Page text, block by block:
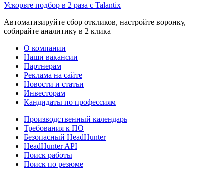
Ускорьте подбор в 2 раза с Talantix
Автоматизируйте сбор откликов, настройте воронку,
собирайте аналитику в 2 клика
О компании
Наши вакансии
Партнерам
Реклама на сайте
Новости и статьи
Инвесторам
Кандидаты по профессиям
Производственный календарь
Требования к ПО
Безопасный HeadHunter
HeadHunter API
Поиск работы
Поиск по резюме